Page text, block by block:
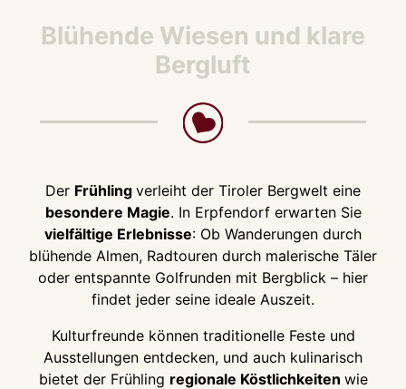
Blühende Wiesen und klare
Bergluft
Der Frühling verleiht der Tiroler Bergwelt eine
besondere Magie. In Erpfendorf erwarten Sie
vielfältige Erlebnisse: Ob Wanderungen durch
blühende Almen, Radtouren durch malerische Täler
oder entspannte Golfrunden mit Bergblick – hier
findet jeder seine ideale Auszeit.
Kulturfreunde können traditionelle Feste und
Ausstellungen entdecken, und auch kulinarisch
bietet der Frühling regionale Köstlichkeiten wie